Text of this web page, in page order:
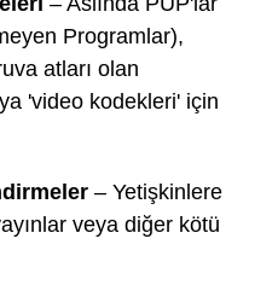
Programlar),
atları olan
'video kodekleri' için
– Yetişkinlere
veya diğer kötü